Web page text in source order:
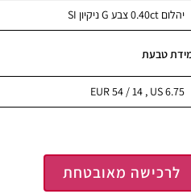
טבעת
לרכישה מאובטחת